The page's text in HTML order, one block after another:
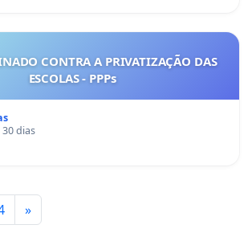
CONTRA A PRIVATIZAÇÃO DAS
ESCOLAS - PPPs
dias
»